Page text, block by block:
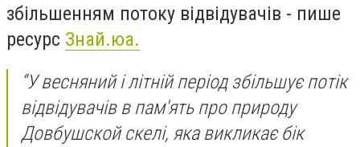
збільшенням потоку відвідувачів - пише
ресурс Знай.юа.
“У весняний і літній період збільшує потік
відвідувачів в пам'ять про природу
Довбушской скелі, яка викликає бік